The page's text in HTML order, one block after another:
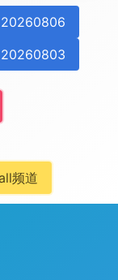
20260806
20260803
频道